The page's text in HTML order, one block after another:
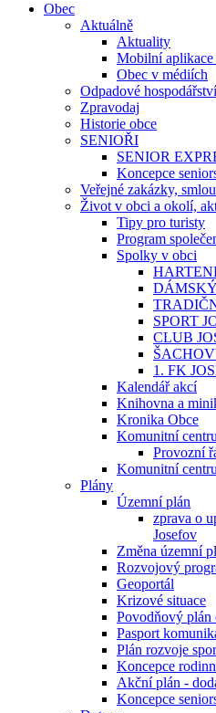
Obec
Aktuálně
Aktuality
Mobilní
Obec v médiích
Odpadové hospodářství
Zpravodaj
Historie obce
SENIOŘI
SENIOR
Koncepce
Veřejné zakázky,
Život v obci a okolí,
Tipy pro turisty
Program
Spolky v obci
SPORT
CLUB
1. FK
Kalendář akcí
Knihovna a
Kronika Obce
Komunitní
Provozní
Komunitní
Plány
Územní plán
zprava o
Josefov
Změna územní
Rozvojový
Geoportál
Krizové situace
Povodňový plán
Pasport
Plán rozvoje
Koncepce
Akční plán -
Koncepce